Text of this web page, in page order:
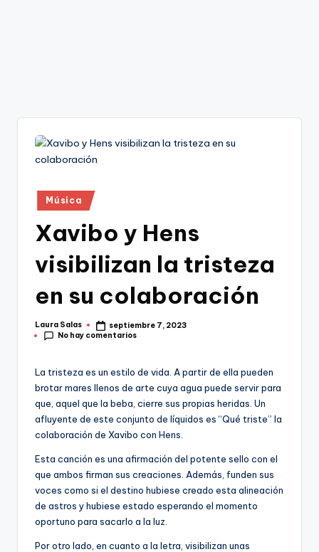
Publicado
en
Música
Xavibo y Hens
visibilizan la tristeza
en su colaboración
Publicado
por
Laura Salas
septiembre 7, 2023
No hay comentarios
La tristeza es un estilo de vida. A partir de ella pueden
brotar mares llenos de arte cuya agua puede servir para
que, aquel que la beba, cierre sus propias heridas. Un
afluyente de este conjunto de líquidos es “Qué triste” la
colaboración de Xavibo con Hens.
Esta canción es una afirmación del potente sello con el
que ambos firman sus creaciones. Además, funden sus
voces como si el destino hubiese creado esta alineación
de astros y hubiese estado esperando el momento
oportuno para sacarlo a la luz.
Por otro lado, en cuanto a la letra, visibilizan unas